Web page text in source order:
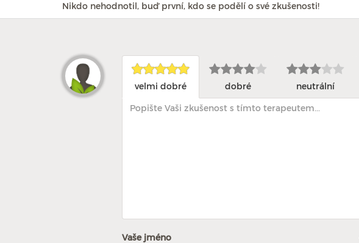
Nikdo nehodnotil, buď první, kdo se podělí o své zkušenosti!
velmi dobré dobré neutrální
Vaše jméno